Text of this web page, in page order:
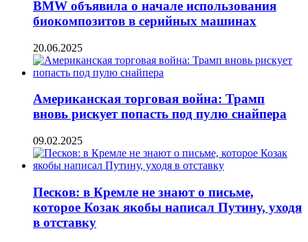
BMW объявила о начале использования
биокомпозитов в серийных машинах
20.06.2025
Американская торговая война: Трамп
вновь рискует попасть под пулю снайпера
09.02.2025
Песков: в Кремле не знают о письме,
которое Козак якобы написал Путину, уходя
в отставку